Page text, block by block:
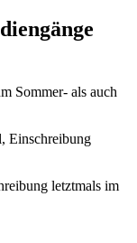
Sommer- als auch
Einschreibung
letztmals im